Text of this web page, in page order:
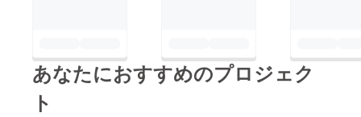
あなたにおすすめのプロジェク
ト